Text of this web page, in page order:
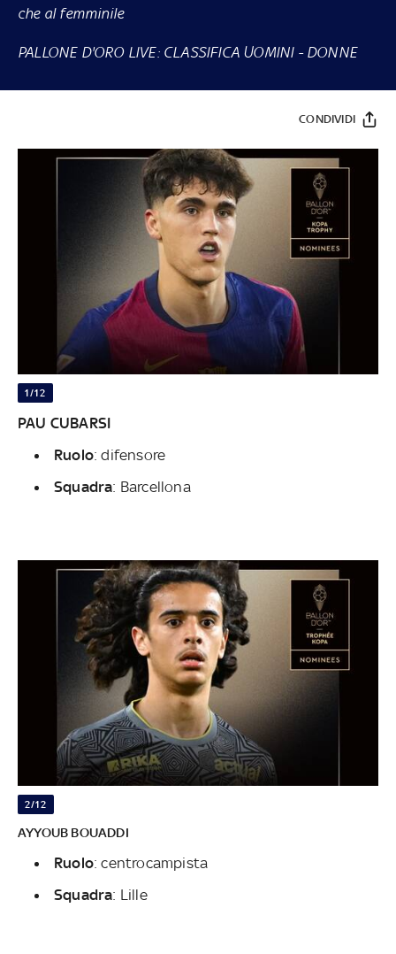
che al femminile
PALLONE D'ORO LIVE: CLASSIFICA UOMINI- DONNE
CONDIVIDI
1/12
PAU CUBARSI
Ruolo: difensore
Squadra: Barcellona
2/12
AYYOUB BOUADDI
Ruolo: centrocampista
Squadra: Lille